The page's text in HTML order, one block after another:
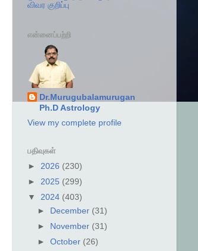
விவர குறிப்பு
என்னைப்பற்றி
Dr.Murugubalamurugan
Ph.D Astrology
View my complete profile
பதிவுகள்
► 2026 (230)
► 2025 (299)
▼ 2024 (403)
► December (31)
►
November (31)
► October (26)